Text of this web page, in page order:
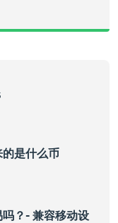
是什么币
？- 兼容移动设